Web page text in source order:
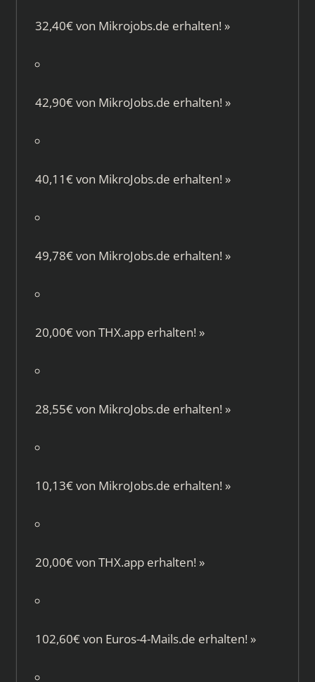
32,40€ von Mikrojobs.de erhalten! »
42,90€ von MikroJobs.de erhalten! »
40,11€ von MikroJobs.de erhalten! »
49,78€ von MikroJobs.de erhalten! »
20,00€ von THX.apperhalten! »
28,55€ von MikroJobs.de erhalten! »
10,13€ von MikroJobs.de erhalten! »
20,00€ von THX.apperhalten! »
102,60€ von Euros-4-Mails.de erhalten! »